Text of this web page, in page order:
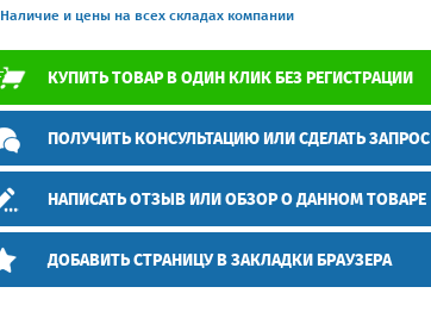
Наличие и цены на всех складах компании
КУПИТЬ ТОВАР В ОДИН КЛИК БЕЗ РЕГИСТРАЦИИ
ПОЛУЧИТЬ КОНСУЛЬТАЦИЮ ИЛИ СДЕЛАТЬ ЗАПРОС
НАПИСАТЬ ОТЗЫВ ИЛИ ОБЗОР О ДАННОМ ТОВАРЕ
ДОБАВИТЬ СТРАНИЦУ В ЗАКЛАДКИ БРАУЗЕРА